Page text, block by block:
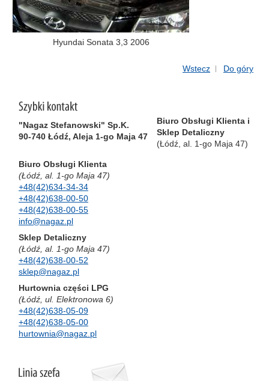
Hyundai Sonata 3,3 2006
Wstecz Do góry
"Nagaz Stefanowski" Sp.K.
90-740 Łódź, Aleja 1-go Maja 47
Biuro Obsługi Klienta
(Łódź, al. 1-go Maja 47)
+48(42)634-34-34
+48(42)638-00-50
+48(42)638-00-55
info@nagaz.pl
Sklep Detaliczny
(Łódź, al. 1-go Maja 47)
+48(42)638-00-52
sklep@nagaz.pl
Hurtownia części LPG
(Łódź, ul. Elektronowa 6)
+48(42)638-05-09
+48(42)638-05-00
hurtownia@nagaz.pl
Biuro Obsługi Klienta i
Sklep Detaliczny
(Łódź, al. 1-go Maja 47)